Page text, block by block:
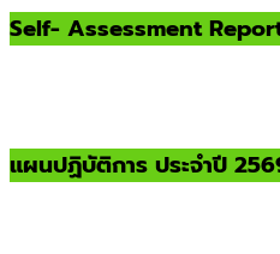
Self- Assessment
แผนปฏิบัติการ ประจำปี